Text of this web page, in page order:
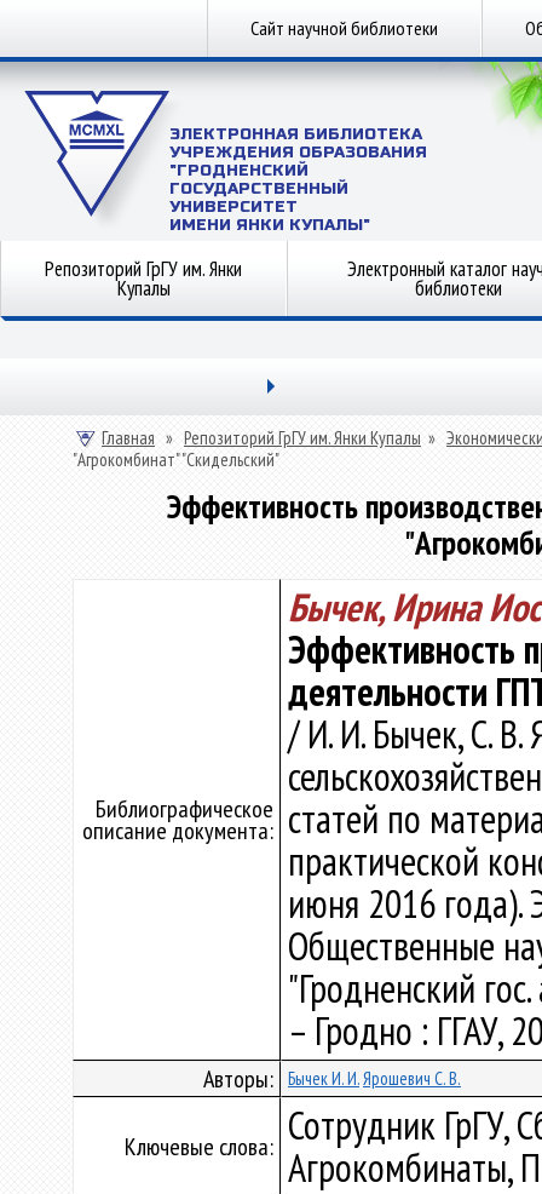
Сайт научной библиотеки
ЭЛЕКТРОННАЯ БИБЛИОТЕКА
УЧРЕЖДЕНИЯ ОБРАЗОВАНИЯ
"ГРОДНЕНСКИЙ
ГОСУДАРСТВЕННЫЙ
УНИВЕРСИТЕТ
ИМЕНИ ЯНКИ КУПАЛЫ"
Репозиторий ГрГУ им. Янки
Купалы
Электронный каталог
библиотеки
Главная » Репозиторий ГрГУ им. Янки Купалы »
"Агрокомбинат" "Скидельский"
Эффективность
Библиографическое
описание документа:
Бычек, Ирина
Эффективность
деятельности
/ И. И. Бычек, С.
статей по
практической
июня 2016 года).
Общественные
"Гродненский
– Гродно : ГГАУ,
Авторы: Бычек И. И.Ярошевич С. В.
Ключевые слова: Сотрудник ГрГУ,
Агрокомбинаты,